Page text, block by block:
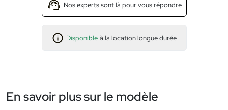
Nos experts sont là pour vous répondre
Disponible à la location longue durée
En savoir plus sur le modèle